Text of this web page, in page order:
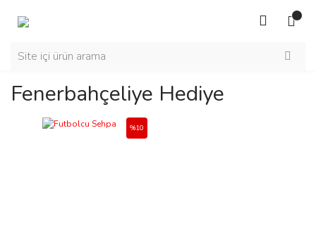
Fenerbahçeliye Hediye
%10